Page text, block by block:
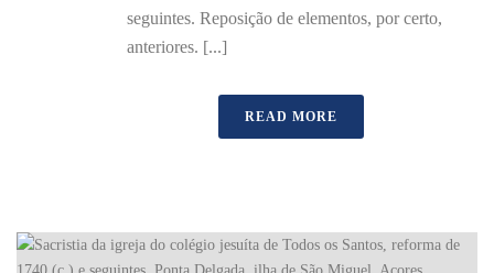
seguintes. Reposição de elementos, por certo,
anteriores. [...]
READ MORE